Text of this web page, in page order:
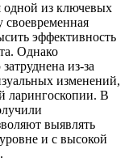
одной из ключевых
своевременная
эффективность
Однако
из-за
изменений,
ларингоскопии. В
выявлять
и с высокой